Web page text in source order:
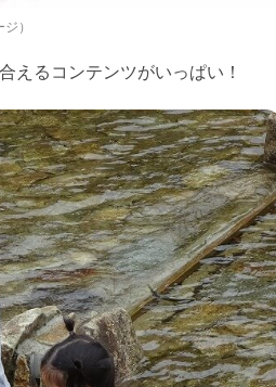
）
えるコンテンツがいっぱい！